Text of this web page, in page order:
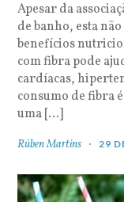
Apesar da
de banho, esta
benefícios
com fibra pode
cardíacas,
consumo de fibra
uma […]
Rúben Martins 29